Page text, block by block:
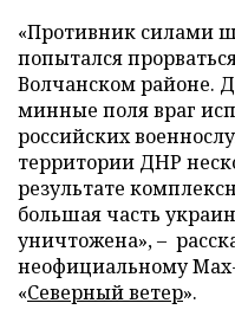
«Противник силами
попытался
Волчанском районе.
минные поля враг
российских
территории ДНР
результате
большая часть
уничтожена», –
неофициальному
«Северный ветер».